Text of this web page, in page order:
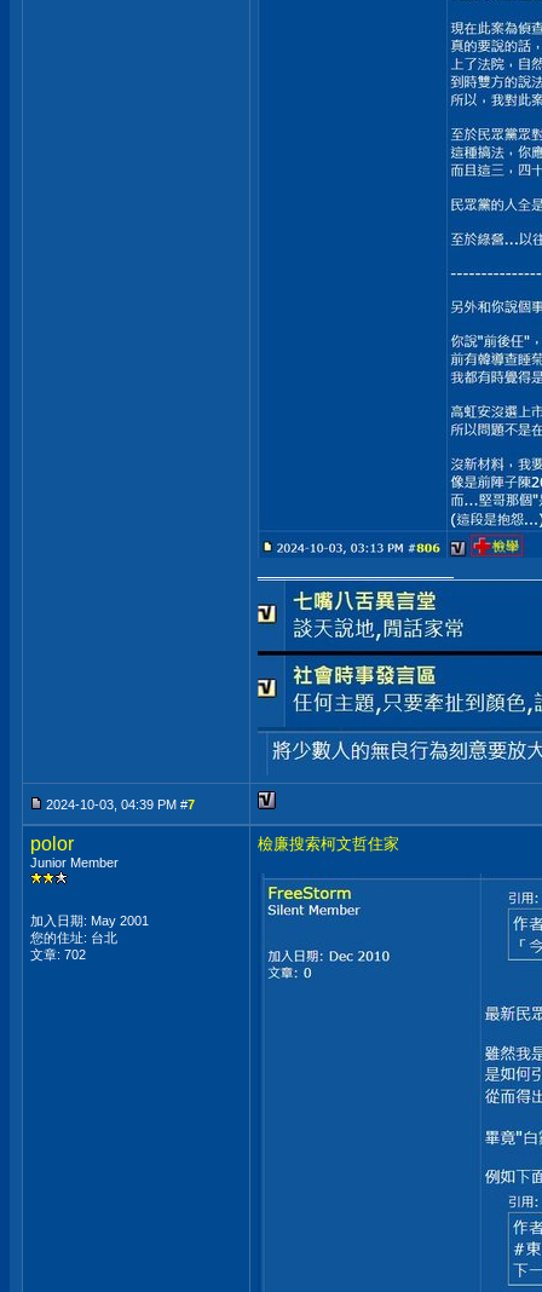
2024-10-03, 04:39 PM #7
polor
Junior Member
加入日期: May 2001
您的住址: 台北
文章: 702
檢廉搜索柯文哲住家